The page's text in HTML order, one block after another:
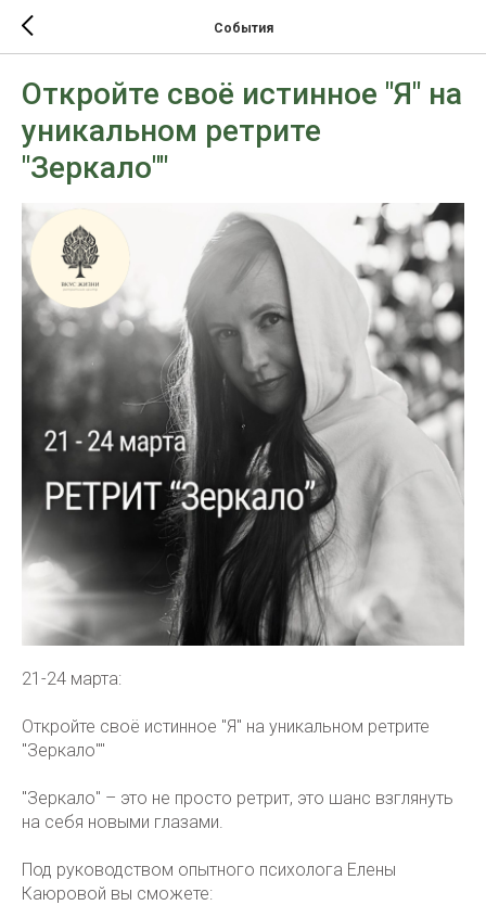
События
Откройте своё истинное "Я" на
уникальном ретрите
"Зеркало""
21-24 марта:
Откройте своё истинное "Я" на уникальном ретрите
"Зеркало""
"Зеркало" – это не просто ретрит, это шанс взглянуть
на себя новыми глазами.
Под руководством опытного психолога Елены
Каюровой вы сможете: